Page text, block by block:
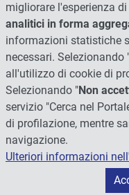
© 2026 -
migliorare l'esperienza
analitici in forma
informazioni statistiche
necessari. Selezionando
all'utilizzo di cookie di
Selezionando "Non
servizio "Cerca nel
di profilazione, mentre
navigazione.
Ulteriori informazioni